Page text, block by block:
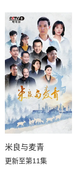
米良与麦青
更新至第11集